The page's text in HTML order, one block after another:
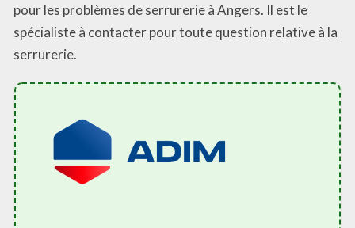
pour les problèmes de serrurerie à Angers. Il est le
spécialiste à contacter pour toute question relative à la
serrurerie.